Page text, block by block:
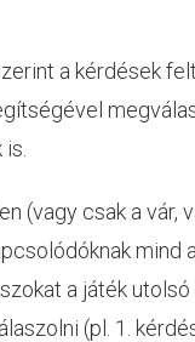
a kérdések
(vagy csak a vár,
mind
a játék
(pl. 1.